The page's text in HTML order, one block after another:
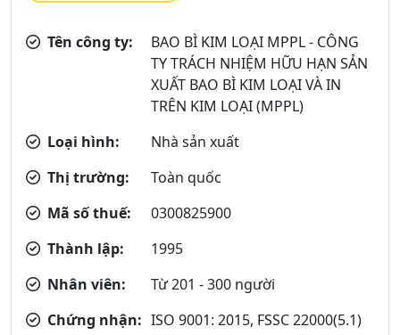
Tên công ty:
BAO BÌ KIM LOẠI MPPL - CÔNG
TY TRÁCH NHIỆM HỮU HẠN SẢN
XUẤT BAO BÌ KIM LOẠI VÀ IN
TRÊN KIM LOẠI (MPPL)
Loại hình:
Nhà sản xuất
Thị trường:
Toàn quốc
Mã số thuế:
0300825900
Thành lập:
1995
Nhân viên:
Từ 201 - 300 người
Chứng nhận: ISO 9001: 2015, FSSC 22000(5.1)